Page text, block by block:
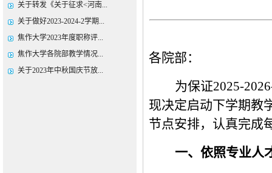
关于转发《关于征求<河南...
关于做好2023-2024-2学期...
焦作大学2023年度职称评...
焦作大学各院部教学情况...
关于2023年中秋国庆节放...
各院部：
为保证2025-2026
现决定启动下学期教
节点安排，认真完成
一、依照专业人